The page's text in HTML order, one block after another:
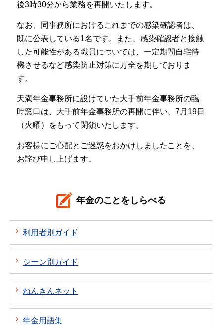
後3時30分から業務を再開いたします。
なお、同事務所におけるこれまでの感染確認者は、
既に公表している1名です。また、感染確認者と接触
した可能性がある職員については、一定期間自宅待
機させるなど感染防止対策に万全を期しておりま
す。
天満年金事務所に設けていた大手前年金事務所の臨
時窓口は、大手前年金事務所の再開に伴い、7月19日
（火曜）をもって閉鎖いたします。
お客様にご心配とご迷惑をおかけしましたことを、
お詫び申し上げます。
年金のことをしらべる
利用者別ガイド
シーン別ガイド
ねんきんネット
年金用語集